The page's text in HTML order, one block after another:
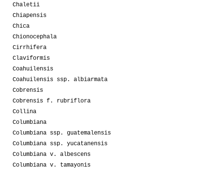
Chaletii
Chiapensis
Chica
Chionocephala
Cirrhifera
Claviformis
Coahuilensis
Coahuilensis ssp. albiarmata
Cobrensis
Cobrensis f. rubriflora
Collina
Columbiana
Columbiana ssp. guatemalensis
Columbiana ssp. yucatanensis
Columbiana v. albescens
Columbiana v. tamayonis